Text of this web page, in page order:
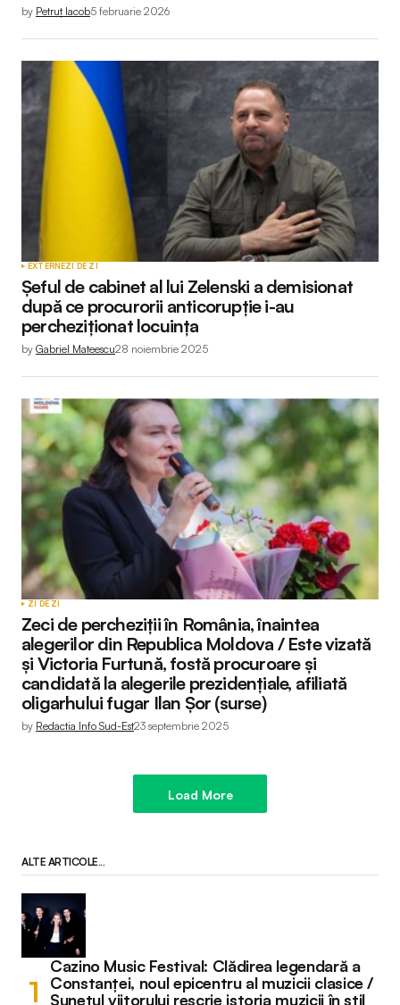
by Petruț Iacob5 februarie 2026
EXTERNEZI DE ZI
Șeful de cabinet al lui Zelenski a demisionat
după ce procurorii anticorupție i-au
percheziționat locuința
by Gabriel Mateescu28 noiembrie 2025
ZI DE ZI
Zeci de percheziții în România, înaintea
alegerilor din Republica Moldova / Este vizată
și Victoria Furtună, fostă procuroare şi
candidată la alegerile prezidențiale, afiliată
oligarhului fugar Ilan Șor (surse)
by Redactia Info Sud-Est23 septembrie 2025
Load More
ALTE ARTICOLE...
Cazino Music Festival: Clădirea legendară a
Constanței, noul epicentru al muzicii clasice /
Sunetul viitorului rescrie istoria muzicii în stil